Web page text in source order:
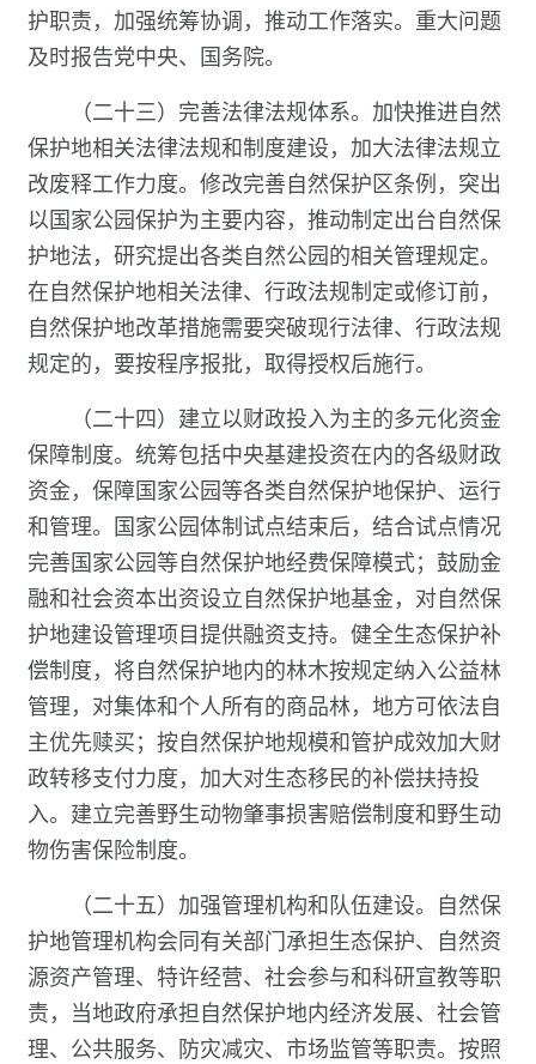
护职责，加强统筹协调，推动工作落实。重大问题
及时报告党中央、国务院。
（二十三）完善法律法规体系。加快推进自然
保护地相关法律法规和制度建设，加大法律法规立
改废释工作力度。修改完善自然保护区条例，突出
以国家公园保护为主要内容，推动制定出台自然保
护地法，研究提出各类自然公园的相关管理规定。
在自然保护地相关法律、行政法规制定或修订前，
自然保护地改革措施需要突破现行法律、行政法规
规定的，要按程序报批，取得授权后施行。
（二十四）建立以财政投入为主的多元化资金
保障制度。统筹包括中央基建投资在内的各级财政
资金，保障国家公园等各类自然保护地保护、运行
和管理。国家公园体制试点结束后，结合试点情况
完善国家公园等自然保护地经费保障模式；鼓励金
融和社会资本出资设立自然保护地基金，对自然保
护地建设管理项目提供融资支持。健全生态保护补
偿制度，将自然保护地内的林木按规定纳入公益林
管理，对集体和个人所有的商品林，地方可依法自
主优先赎买；按自然保护地规模和管护成效加大财
政转移支付力度，加大对生态移民的补偿扶持投
入。建立完善野生动物肇事损害赔偿制度和野生动
物伤害保险制度。
（二十五）加强管理机构和队伍建设。自然保
护地管理机构会同有关部门承担生态保护、自然资
源资产管理、特许经营、社会参与和科研宣教等职
责，当地政府承担自然保护地内经济发展、社会管
理、公共服务、防灾减灾、市场监管等职责。按照